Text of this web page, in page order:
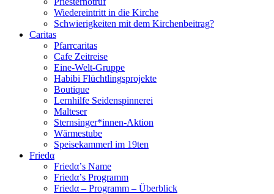
Wiedereintritt in die Kirche
Schwierigkeiten mit dem Kirchenbeitrag?
Caritas
Pfarrcaritas
Cafe Zeitreise
Eine-Welt-Gruppe
Habibi Flüchtlingsprojekte
Boutique
Lernhilfe Seidenspinnerei
Malteser
Sternsinger*innen-Aktion
Wärmestube
Speisekammerl im 19ten
Friedα
Friedα’s Name
Friedα’s Programm
Friedα – Programm – Überblick